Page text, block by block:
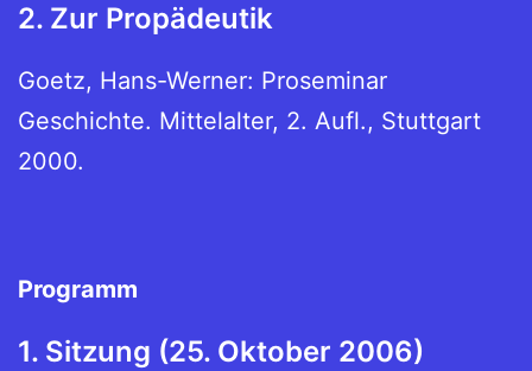
2. Zur Propädeutik
Goetz, Hans-Werner: Proseminar
Geschichte. Mittelalter, 2. Aufl., Stuttgart
2000.
Programm
1. Sitzung (25. Oktober 2006)